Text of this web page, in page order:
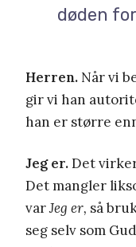
døden
Herren. Når vi
gir vi han
han er større
Jeg er.Det
Det mangler
varJeg er, så
seg selv som